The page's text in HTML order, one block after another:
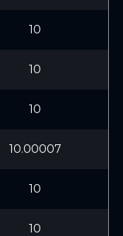
10
10
10
10.00007
10
10